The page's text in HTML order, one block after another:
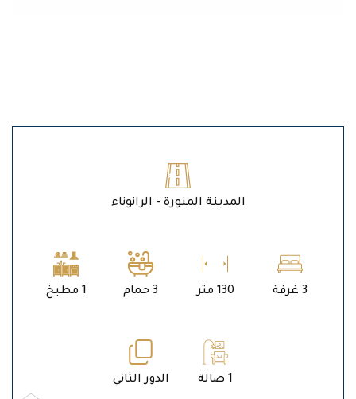
المدينة المنورة - الرانوناء
3 غرفة 130 متر 3 حمام 1 مطبخ
1 صالة الدور الثاني